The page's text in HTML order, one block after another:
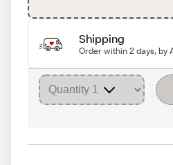
Shipping
Order within 2 days, by